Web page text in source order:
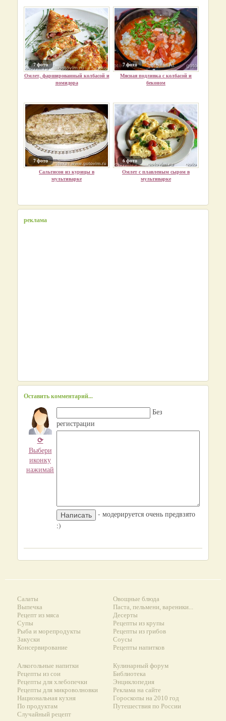
7 фото
Омлет, фаршированный колбасой и
помидора
7 фото
Мясная подливка с колбасой и
беконом
7 фото
Сальтисон из курицы в
мультиварке
6 фото
Омлет с плавленым сыром в
мультиварке
реклама
Оставить комментарий...
⟳
Выбери
иконку
нажимай
Без
регистрации
- модерируется очень предвзято
:)
Салаты
Выпечка
Рецепт из мяса
Супы
Рыба и морепродукты
Закуски
Консервирование
Овощные блюда
Паста, пельмени, вареники...
Десерты
Рецепты из крупы
Рецепты из грибов
Соусы
Рецепты напитков
Алкогольные напитки
Рецепты из сои
Рецепты для хлебопечки
Рецепты для микроволновки
Национальная кухня
По продуктам
Случайный рецепт
Кулинарный форум
Библиотека
Энциклопедия
Реклама на сайте
Гороскопы на 2010 год
Путешествия по России